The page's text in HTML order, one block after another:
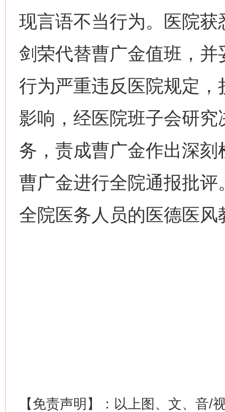
现言语不当行为。医院
剑荣代替曹广金值班，
行为严重违反医院规定
影响，经医院班子会研
务，责成曹广金作出深
曹广金进行全院通报批
全院医务人员的医德医风
【免责声明】：以上图、文、音/